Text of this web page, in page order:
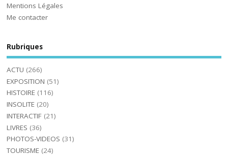
Mentions Légales
Me contacter
Rubriques
ACTU (266)
EXPOSITION (51)
HISTOIRE (116)
INSOLITE (20)
INTERACTIF (21)
LIVRES (36)
PHOTOS-VIDEOS (31)
TOURISME (24)